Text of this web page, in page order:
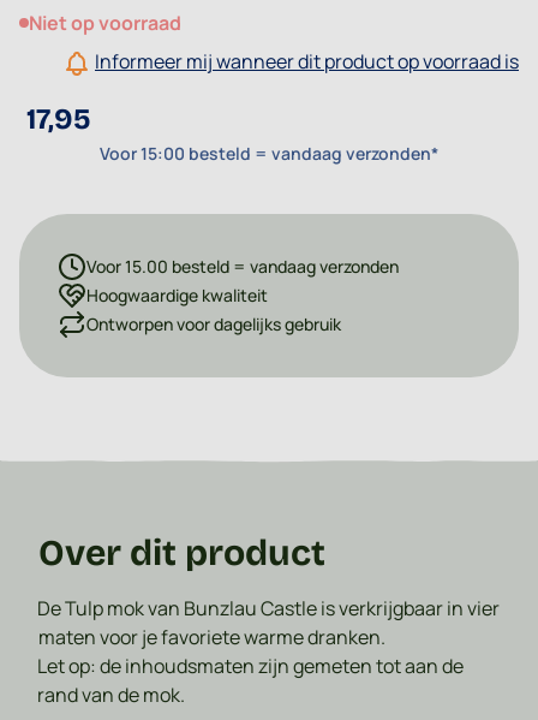
Niet op voorraad
Informeer mij wanneer dit product op voorraad is
17,95
Voor 15:00 besteld = vandaag verzonden*
Voor 15.00 besteld = vandaag verzonden
Hoogwaardige kwaliteit
Ontworpen voor dagelijks gebruik
Over dit product
De Tulp mok van Bunzlau Castle is verkrijgbaar in vier
maten voor je favoriete warme dranken.
Let op: de inhoudsmaten zijn gemeten tot aan de
rand van de mok.